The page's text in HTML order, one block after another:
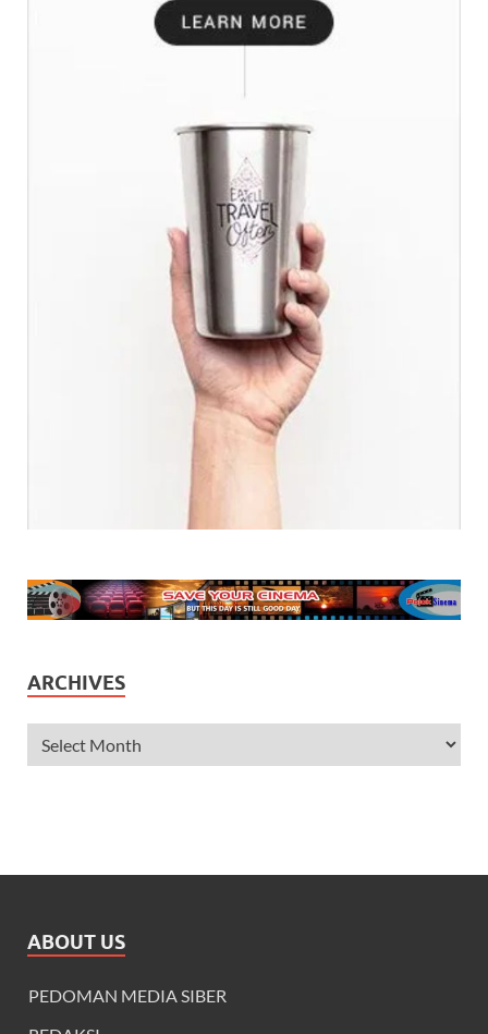
ARCHIVES
ABOUT US
PEDOMAN MEDIA SIBER